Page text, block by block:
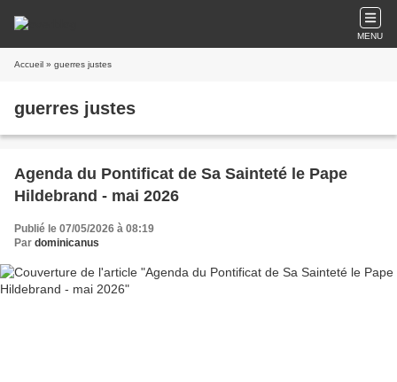
MENU
Accueil » guerres justes
guerres justes
Agenda du Pontificat de Sa Sainteté le Pape
Hildebrand - mai 2026
Publié le 07/05/2026 à 08:19
Par dominicanus